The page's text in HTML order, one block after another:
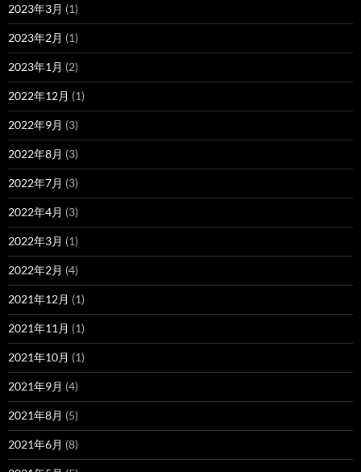
2023年3月 (1)
2023年2月 (1)
2023年1月 (2)
2022年12月 (1)
2022年9月 (3)
2022年8月 (3)
2022年7月 (3)
2022年4月 (3)
2022年3月 (1)
2022年2月 (4)
2021年12月 (1)
2021年11月 (1)
2021年10月 (1)
2021年9月 (4)
2021年8月 (5)
2021年6月 (8)